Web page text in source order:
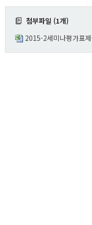
첨부파일 (1개)
2015-2세미나평가표